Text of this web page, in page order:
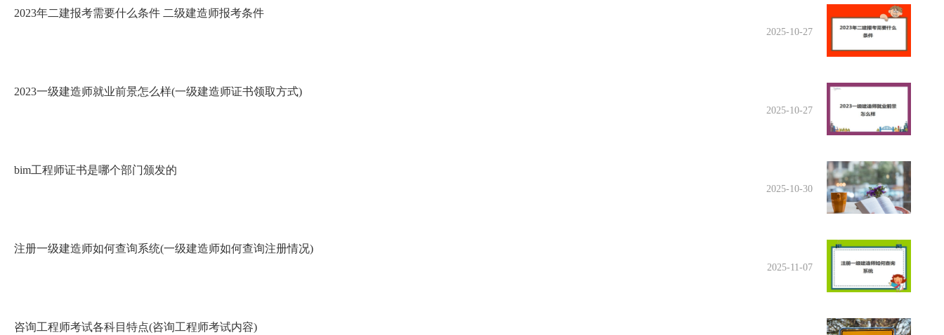
2023年二建报考需要什么条件 二级建造师报考条件
2025-10-27
2023一级建造师就业前景怎么样(一级建造师证书领取方式)
2025-10-27
bim工程师证书是哪个部门颁发的
2025-10-30
注册一级建造师如何查询系统(一级建造师如何查询注册情况)
2025-11-07
咨询工程师考试各科目特点(咨询工程师考试内容)